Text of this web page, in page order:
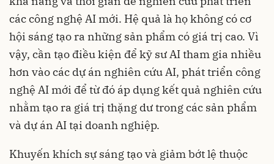
các công nghệ AI mới. Hệ quả là họ không có cơ
hội sáng tạo ra những sản phẩm có giá trị cao. Vì
vậy, cần tạo điều kiện để kỹ sư AI tham gia nhiều
hơn vào các dự án nghiên cứu AI, phát triển công
nghệ AI mới để từ đó áp dụng kết quả nghiên cứu
nhằm tạo ra giá trị thặng dư trong các sản phẩm
và dự án AI tại doanh nghiệp.
Khuyến khích sự sáng tạo và giảm bớt lệ thuộc